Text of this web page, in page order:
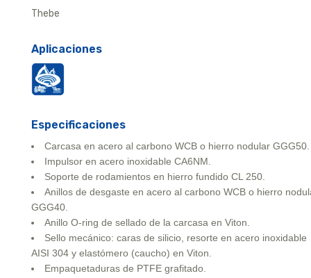
Thebe
Aplicaciones
Especificaciones
Carcasa en acero al carbono WCB o hierro nodular GGG50.
Impulsor en acero inoxidable CA6NM.
Soporte de rodamientos en hierro fundido CL 250.
Anillos de desgaste en acero al carbono WCB o hierro
GGG40.
Anillo O-ring de sellado de la carcasa en Viton.
Sello mecánico: caras de silicio, resorte en acero inoxidable
AISI 304 y elastómero (caucho) en Viton.
Empaquetaduras de PTFE grafitado.